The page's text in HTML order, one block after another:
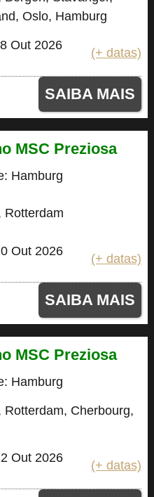
Oslo, Hamburg
Out 2026
(+ datas)
SAIBA MAIS
MSC Preziosa
Hamburg
Rotterdam
Out 2026
(+ datas)
SAIBA MAIS
MSC Preziosa
Hamburg
Rotterdam, Cherbourg,
Out 2026
(+ datas)